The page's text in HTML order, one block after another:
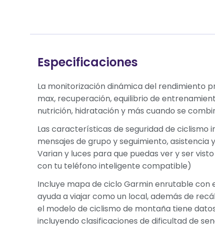
Especificaciones
La monitorización dinámica del rendimiento
max, recuperación, equilibrio de
nutrición, hidratación y más cuando se
Las características de seguridad de ciclismo
mensajes de grupo y seguimiento,
Varian y luces para que puedas ver y ser
con tu teléfono inteligente compatible)
Incluye mapa de ciclo Garmin enrutable
ayuda a viajar como un local, además de
el modelo de ciclismo de montaña tiene
incluyendo clasificaciones de dificultad de